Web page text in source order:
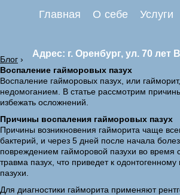
Главная О себе Услуги
Адрес: г. Оренбург, ул. 70 лет
Блог ›
Воспаление гайморовых пазух
Воспаление гайморовых пазух, или
недомоганием. В статье рассмотрим
избежать осложнений.
Причины воспаления гайморовых пазух
Причины возникновения гайморита чаще
бактерий, и через 5 дней после начала
повреждением гайморовой пазухи во время
травма пазух, что приведет к
пазухи.
Для диагностики гайморита применяют